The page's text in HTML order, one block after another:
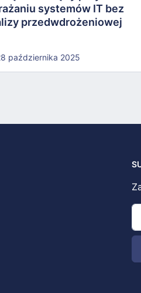
systemów IT bez
przedwdrożeniowej
października 2025